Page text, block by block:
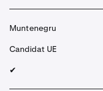
Muntenegru
Candidat UE
✔︎